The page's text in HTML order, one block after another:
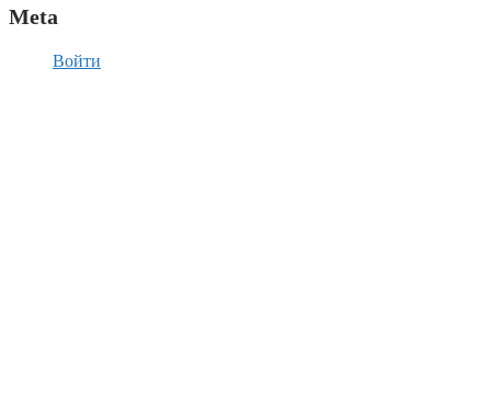
Meta
Войти